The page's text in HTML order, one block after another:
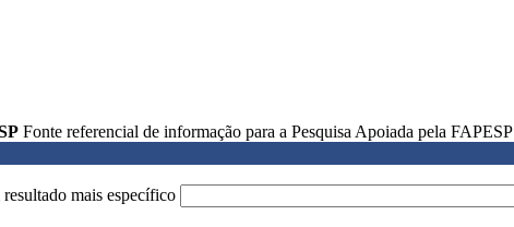
Fonte referencial de informação para a Pesquisa Apoiada pela FAPESP
mais específico